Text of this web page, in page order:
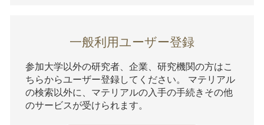
一般利用ユーザー登録
参加大学以外の研究者、企業、研究機関の方はこ
ちらからユーザー登録してください。 マテリアル
の検索以外に、マテリアルの入手の手続きその他
のサービスが受けられます。